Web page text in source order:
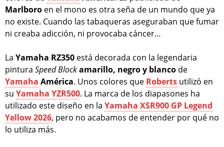
Marlboro en el mono es otra seña de un mundo que ya
no existe. Cuando las tabaqueras aseguraban que fumar
ni creaba adicción, ni provocaba cáncer…
La Yamaha RZ350 está decorada con la legendaria
pintura Speed Blockamarillo, negro y blanco de
Yamaha América. Unos colores que Roberts utilizó en
su Yamaha YZR500. La marca de los diapasones ha
utilizado este diseño en la Yamaha XSR900 GP Legend
Yellow 2026, pero no acabamos de entender por qué no
lo utiliza más.